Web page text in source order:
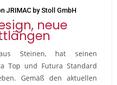
JRIMAC by Stoll GmbH
neue
Steinen, hat seinen
Top und Futura Standard
Gemäß den aktuellen